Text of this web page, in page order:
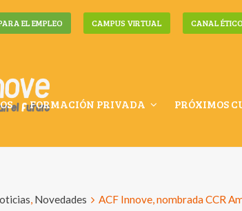
EL EMPLEO CAMPUS VIRTUAL CANAL ÉTICO
FORMACIÓN PRIVADA PRÓXIMOS
, Novedades ACF Innove, nombrada CCR